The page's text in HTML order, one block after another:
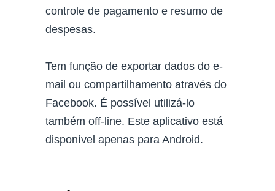
controle de pagamento e resumo de
despesas.
Tem função de exportar dados do e-
mail ou compartilhamento através do
Facebook. É possível utilizá-lo
também off-line. Este aplicativo está
disponível apenas para Android.